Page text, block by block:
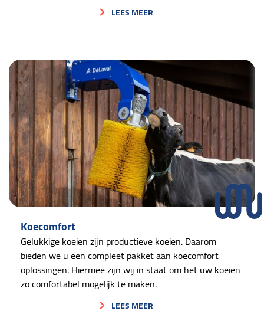
LEES MEER
Koecomfort
Gelukkige koeien zijn productieve koeien. Daarom
bieden we u een compleet pakket aan koecomfort
oplossingen. Hiermee zijn wij in staat om het uw koeien
zo comfortabel mogelijk te maken.
LEES MEER